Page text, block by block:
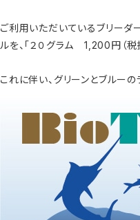
ご利用いただいているブリーダ
ルを、「２０グラム 1,200円（税
これに伴い、グリーンとブルー